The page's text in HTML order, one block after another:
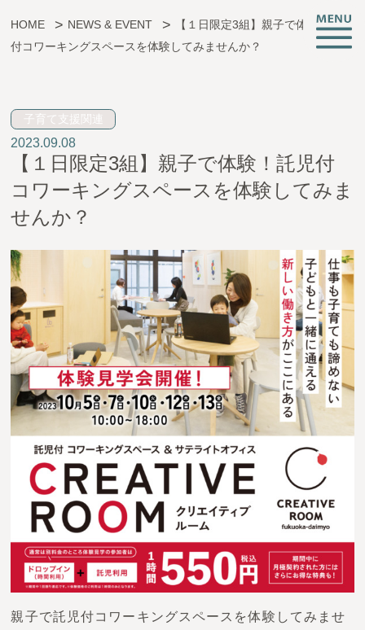
子育ても、仕事も、挑戦も。
CREATIVE ROOMとは
施設情報
支援サービス
起業相談・支援
オフィス支援
イベント・お知らせ
アクセス
お問い合わせ
HOME NEWS & EVENT
【１日限定3組】親子で体験！託児
付コワーキングスペースを体験してみませんか？
子育て支援関連
2023.09.08
【１日限定3組】親子で体験！託児付
コワーキングスペースを体験してみま
せんか？
親子で託児付コワーキングスペースを体験してみませ